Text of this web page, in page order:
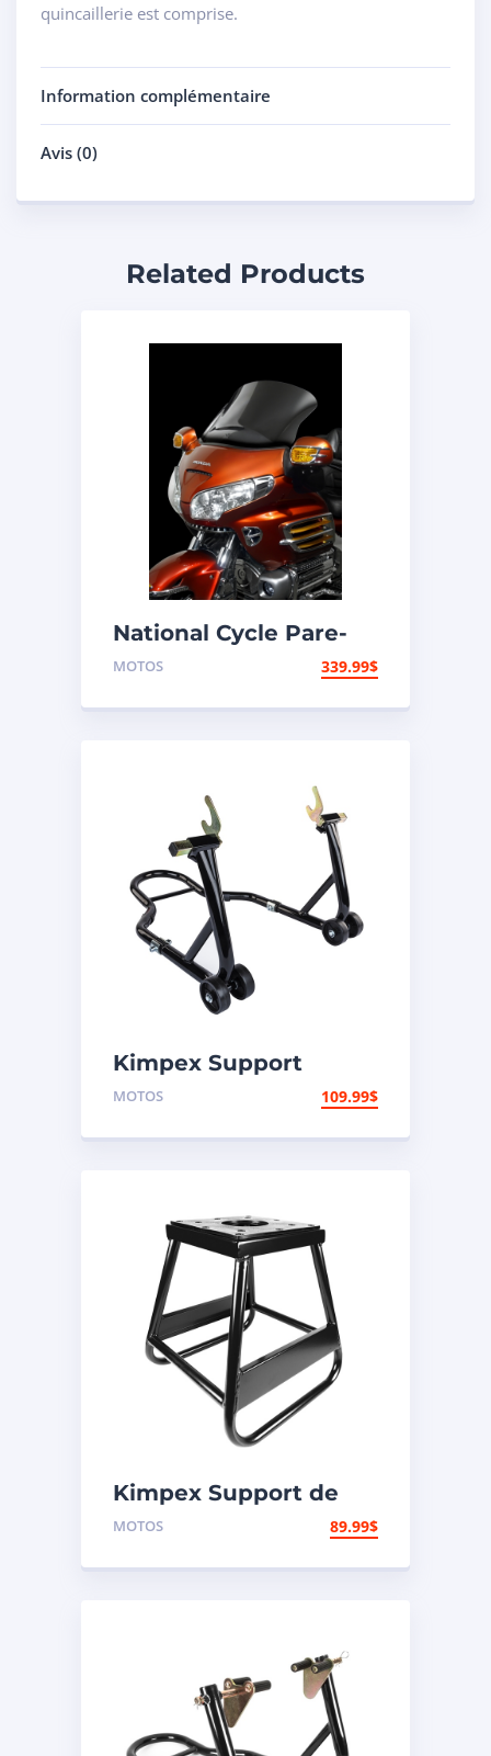
quincaillerie est comprise.
Information complémentaire
Avis (0)
Related Products
National Cycle Pare-
brise aéroacoustique
MOTOS 339.99$
Kimpex Support
arrière de
MOTOS 109.99$
Kimpex Support de
motocross
MOTOS 89.99$